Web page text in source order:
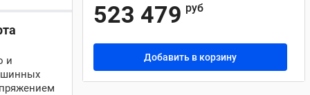
и
шинных
523 479 руб
Добавить в корзину